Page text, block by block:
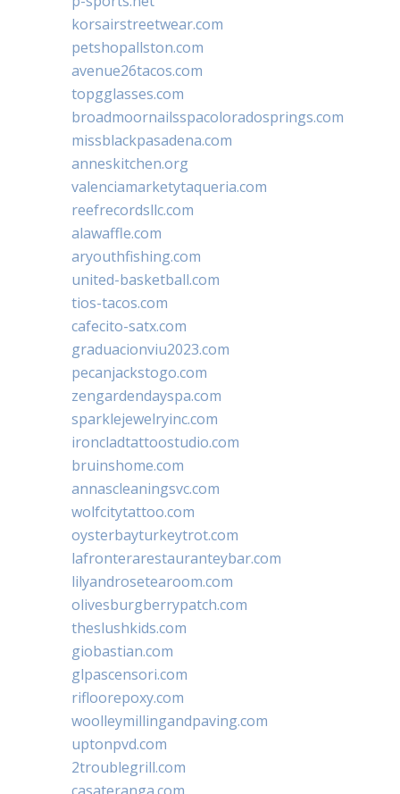
korsairstreetwear.com
petshopallston.com
avenue26tacos.com
topgglasses.com
broadmoornailsspacoloradosprings.com
missblackpasadena.com
anneskitchen.org
valenciamarketytaqueria.com
reefrecordsllc.com
alawaffle.com
aryouthfishing.com
united-basketball.com
tios-tacos.com
cafecito-satx.com
graduacionviu2023.com
pecanjackstogo.com
zengardendayspa.com
sparklejewelryinc.com
ironcladtattoostudio.com
bruinshome.com
annascleaningsvc.com
wolfcitytattoo.com
oysterbayturkeytrot.com
lafronterarestauranteybar.com
lilyandrosetearoom.com
olivesburgberrypatch.com
theslushkids.com
giobastian.com
glpascensori.com
rifloorepoxy.com
woolleymillingandpaving.com
uptonpvd.com
2troublegrill.com